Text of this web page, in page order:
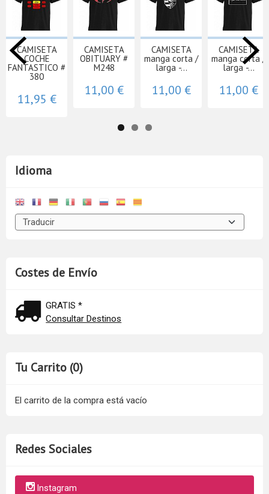
Idioma
Costes de Envío
GRATIS *
Consultar Destinos
Tu Carrito (0)
El carrito de la compra está vacío
Redes Sociales
Instagram
CAMISETA
COCHE
FANTASTICO #
380
11,95 €
CAMISETA
OBITUARY #
M248
11,00 €
CAMISETA
manga corta /
larga -...
11,00 €
CAMISETA
manga corta /
larga -...
11,00 €